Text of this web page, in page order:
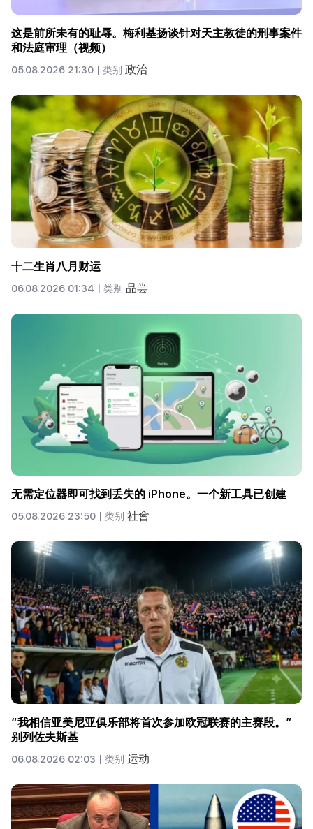
这是前所未有的耻辱。梅利基扬谈针对天主教徒的刑事案件
和法庭审理（视频）
05.08.2026 21:30 | 类别 政治
十二生肖八月财运
06.08.2026 01:34 | 类别 品尝
无需定位器即可找到丢失的 iPhone。一个新工具已创建
05.08.2026 23:50 | 类别 社會
“我相信亚美尼亚俱乐部将首次参加欧冠联赛的主赛段。”
别列佐夫斯基
06.08.2026 02:03 | 类别 运动